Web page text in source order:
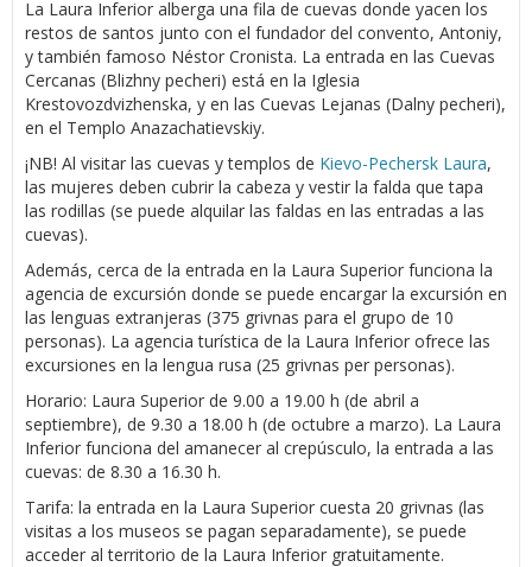
La Laura Inferior alberga una fila de cuevas donde yacen los
restos de santos junto con el fundador del convento, Antoniy,
y también famoso Néstor Cronista. La entrada en las Cuevas
Cercanas (Blizhny pecheri) está en la Iglesia
Krestovozdvizhenska, y en las Cuevas Lejanas (Dalny pecheri),
en el Templo Anazachatievskiy.
¡NB! Al visitar las cuevas y templos de Kievo-Pechersk Laura,
las mujeres deben cubrir la cabeza y vestir la falda que tapa
las rodillas (se puede alquilar las faldas en las entradas a las
cuevas).
Además, cerca de la entrada en la Laura Superior funciona la
agencia de excursión donde se puede encargar la excursión en
las lenguas extranjeras (375 grivnas para el grupo de 10
personas). La agencia turística de la Laura Inferior ofrece las
excursiones en la lengua rusa (25 grivnas per personas).
Horario: Laura Superior de 9.00 a 19.00 h (de abril a
septiembre), de 9.30 a 18.00 h (de octubre a marzo). La Laura
Inferior funciona del amanecer al crepúsculo, la entrada a las
cuevas: de 8.30 a 16.30 h.
Tarifa: la entrada en la Laura Superior cuesta 20 grivnas (las
visitas a los museos se pagan separadamente), se puede
acceder al territorio de la Laura Inferior gratuitamente.